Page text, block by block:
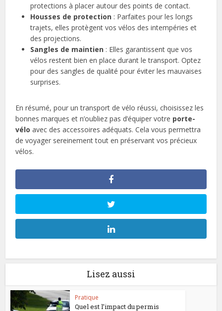
protections à placer autour des points de contact.
Housses de protection : Parfaites pour les longs
trajets, elles protègent vos vélos des intempéries et
des projections.
Sangles de maintien : Elles garantissent que vos
vélos restent bien en place durant le transport. Optez
pour des sangles de qualité pour éviter les mauvaises
surprises.
En résumé, pour un transport de vélo réussi, choisissez les
bonnes marques et n’oubliez pas d’équiper votre porte-
vélo avec des accessoires adéquats. Cela vous permettra
de voyager sereinement tout en préservant vos précieux
vélos.
Lisez aussi
Pratique
Quel est l’impact du permis